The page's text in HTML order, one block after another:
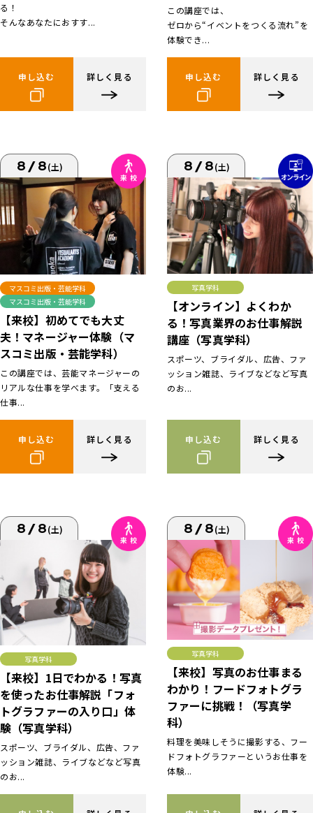
る！
そんなあなたにおすす...
申し込む 詳しく見る
この講座では、
ゼロから“イベントをつくる流れ”を
体験でき...
申し込む 詳しく見る
8/8(土)
マスコミ出版・芸能学科
マスコミ出版・芸能学科
【来校】初めてでも大丈
夫！マネージャー体験（マ
スコミ出版・芸能学科）
この講座では、芸能マネージャーの
リアルな仕事を学べます。「支える
仕事...
申し込む 詳しく見る
8/8(土)
写真学科
【オンライン】よくわか
る！写真業界のお仕事解説
講座（写真学科）
スポーツ、ブライダル、広告、ファ
ッション雑誌、ライブなどなど写真
のお...
申し込む 詳しく見る
8/8(土)
写真学科
【来校】1日でわかる！写真
を使ったお仕事解説「フォ
トグラファーの入り口」体
験（写真学科）
スポーツ、ブライダル、広告、ファ
ッション雑誌、ライブなどなど写真
のお...
8/8(土)
写真学科
【来校】写真のお仕事まる
わかり！フードフォトグラ
ファーに挑戦！（写真学
科）
料理を美味しそうに撮影する、フー
ドフォトグラファーというお仕事を
体験...